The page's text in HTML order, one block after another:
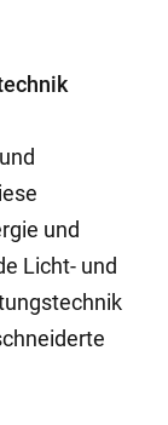
und
Licht- und